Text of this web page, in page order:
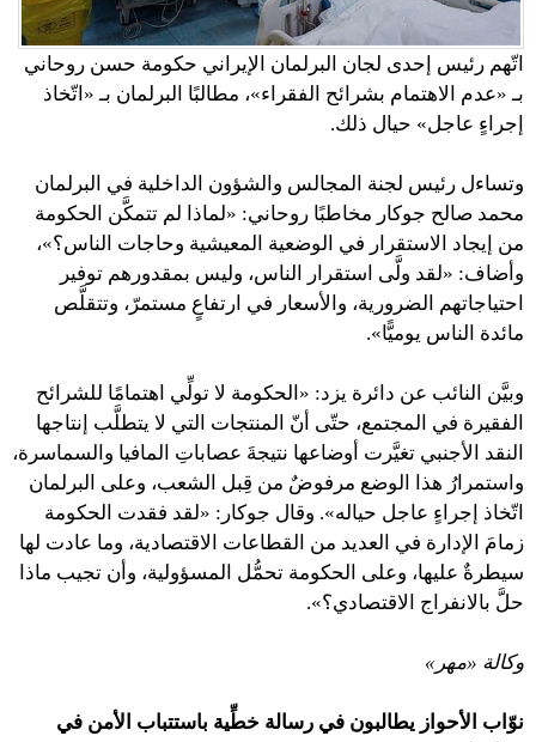
اتّهم رئيس إحدى لجان البرلمان الإيراني حكومة حسن روحاني
بـ «عدم الاهتمام بشرائح الفقراء»، مطالبًا البرلمان بـ «اتّخاذ
إجراءٍ عاجل» حيال ذلك.
وتساءل رئيس لجنة المجالس والشؤون الداخلية في البرلمان
محمد صالح جوكار مخاطبًا روحاني: «لماذا لم تتمكَّن الحكومة
من إيجاد الاستقرار في الوضعية المعيشية وحاجات الناس؟»،
وأضاف: «لقد ولَّى استقرار الناس، وليس بمقدورهم توفير
احتياجاتهم الضرورية، والأسعار في ارتفاعٍ مستمرّ، وتتقلَّص
مائدة الناس يوميًّا».
وبيَّن النائب عن دائرة يزد: «الحكومة لا تولِّي اهتمامًا للشرائح
الفقيرة في المجتمع، حتّى أنّ المنتجات التي لا يتطلَّب إنتاجها
النقد الأجنبي تغيَّرت أوضاعها نتيجةَ عصاباتِ المافيا والسماسرة،
واستمرارُ هذا الوضع مرفوضٌ من قِبل الشعب، وعلى البرلمان
اتّخاذ إجراءٍ عاجل حياله». وقال جوكار: «لقد فقدت الحكومة
زمامَ الإدارة في العديد من القطاعات الاقتصادية، وما عادت لها
سيطرةٌ عليها، وعلى الحكومة تحمُّل المسؤولية، وأن تجيب ماذا
حلَّ بالانفراج الاقتصادي؟».
وكالة «مهر»
نوّاب الأحواز يطالبون في رسالة خطِّية باستتباب الأمن في